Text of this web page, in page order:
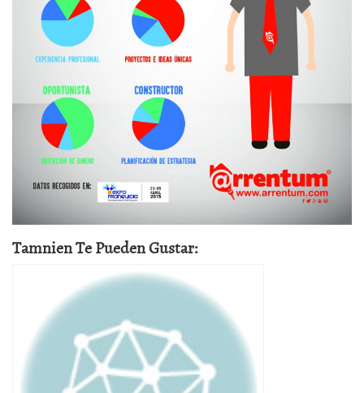
Tamnien Te Pueden Gustar: